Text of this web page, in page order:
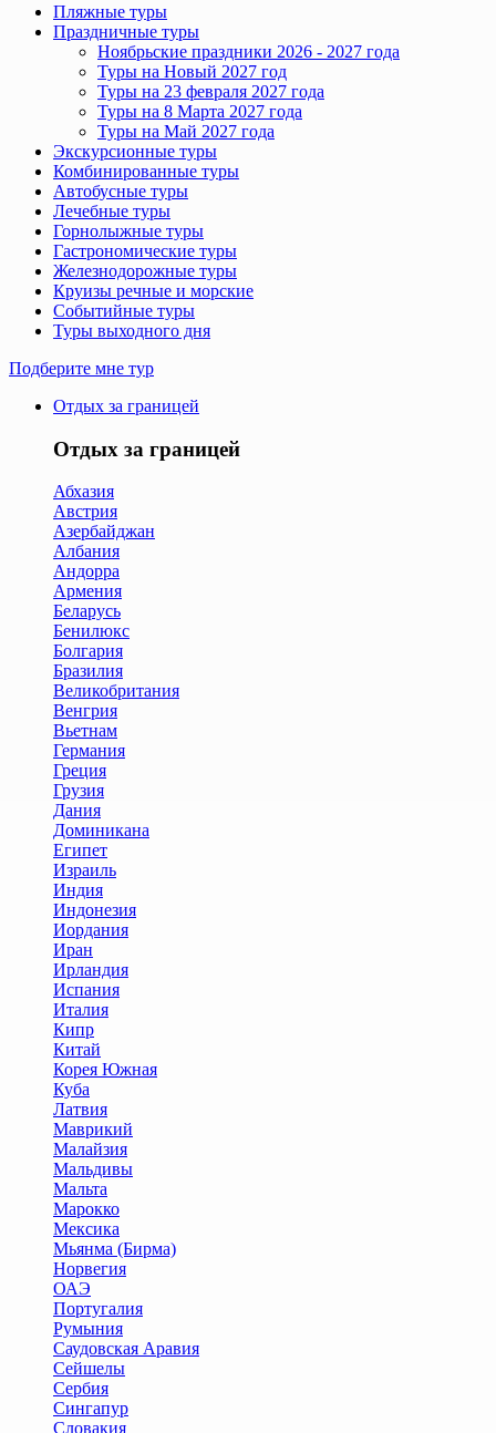
Пляжные туры
Праздничные туры
Ноябрьские праздники 2026 - 2027 года
Туры на Новый 2027 год
Туры на 23 февраля 2027 года
Туры на 8 Марта 2027 года
Туры на Май 2027 года
Экскурсионные туры
Комбинированные туры
Автобусные туры
Лечебные туры
Горнолыжные туры
Гастрономические туры
Железнодорожные туры
Круизы речные и морские
Событийные туры
Туры выходного дня
Подберите мне тур
Отдых за границей
Отдых за границей
Абхазия
Австрия
Азербайджан
Албания
Андорра
Армения
Беларусь
Бенилюкс
Болгария
Бразилия
Великобритания
Венгрия
Вьетнам
Германия
Греция
Грузия
Дания
Доминикана
Египет
Израиль
Индия
Индонезия
Иордания
Иран
Ирландия
Испания
Италия
Кипр
Китай
Корея Южная
Куба
Латвия
Маврикий
Малайзия
Мальдивы
Мальта
Марокко
Мексика
Мьянма (Бирма)
Норвегия
ОАЭ
Португалия
Румыния
Саудовская Аравия
Сейшелы
Сербия
Сингапур
Словакия